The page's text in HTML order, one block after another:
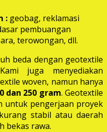
: geobag, reklamasi
pembuangan
terowongan, dll.
beda dengan geotextile
juga menyediakan
woven, namun hanya
dan 250 gram. Geotextile
untuk pengerjaan proyek
stabil atau daerah
bekas rawa.